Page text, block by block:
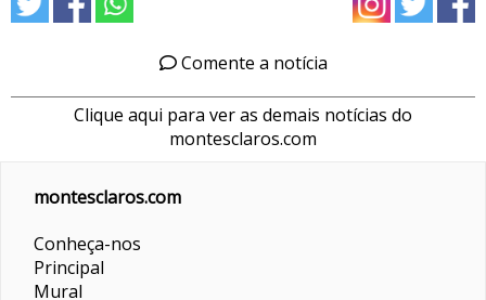
Comente a notícia
Clique aqui para ver as demais notícias do
montesclaros.com
montesclaros.com
Conheça-nos
Principal
Mural